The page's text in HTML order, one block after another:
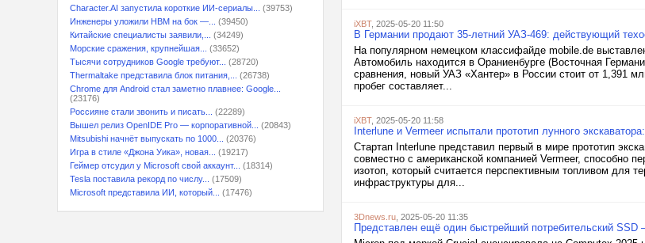
Character.AI запустила короткие ИИ-сериалы...
(39753)
Инженеры уложили HBM на бок —...
(39450)
Китайские специалисты заявили,...
(34249)
Морские сражения, крупнейшая...
(33652)
Тысячи сотрудников Google требуют...
(28720)
Thermaltake представила блок питания,...
(26738)
Chrome для Android стал заметно плавнее: Google...
(23176)
Россияне стали звонить и писать...
(22289)
Вышел релиз OpenIDE Pro — корпоративной...
(20843)
Mitsubishi начнёт выпускать по 1000...
(20376)
Игра в стиле «Джона Уика», новая...
(19217)
Геймер отсудил у Microsoft свой аккаунт...
(18314)
Tesla поставила рекорд по числу...
(17509)
Microsoft представила ИИ, который...
(17476)
iXBT, 2025-05-20 11:50
В Германии продают 35-летний УАЗ-469: действующий
На популярном немецком классифайде mobile.de
Автомобиль находится в Ораниенбурге (Восточная
сравнения, новый УАЗ «Хантер» в России стоит от 1,391
пробег составляет...
iXBT, 2025-05-20 11:58
Interlune и Vermeer испытали прототип лунного
Стартап Interlune представил первый в мире прототип
совместно с американской компанией Vermeer, способно
изотоп, который считается перспективным топливом для
инфраструктуры для...
3Dnews.ru , 2025-05-20 11:35
Представлен ещё один быстрейший потребительский